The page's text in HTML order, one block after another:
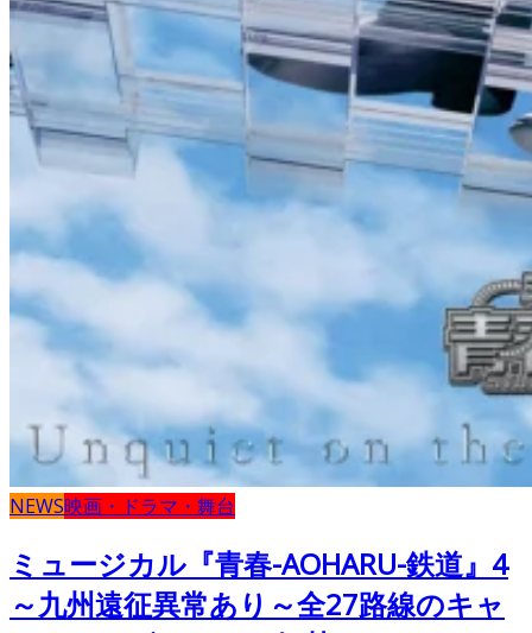
NEWS映画・ドラマ・舞台
ミュージカル『青春-AOHARU-鉄道』4
～九州遠征異常あり～全27路線のキャ